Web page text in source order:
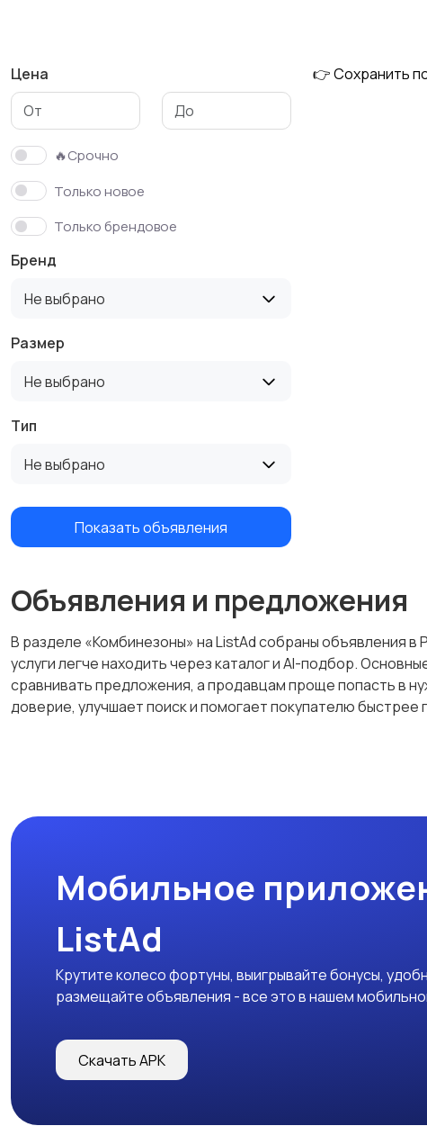
Футболки и поло Штаны и шорты
Цена
🔥Срочно
Только новое
Только брендовое
Бренд
Не выбрано
Размер
Не выбрано
Тип
Не выбрано
Показать объявления
👉 Сохранить
Объявления и предложения
В разделе «Комбинезоны» на ListAd собраны объявления
услуги легче находить через каталог и AI-подбор.
сравнивать предложения, а продавцам проще попасть в
доверие, улучшает поиск и помогает покупателю быстрее
Мобильное
ListAd
Крутите колесо фортуны, выигрывайте бонусы,
размещайте объявления - все это в нашем
Скачать APK